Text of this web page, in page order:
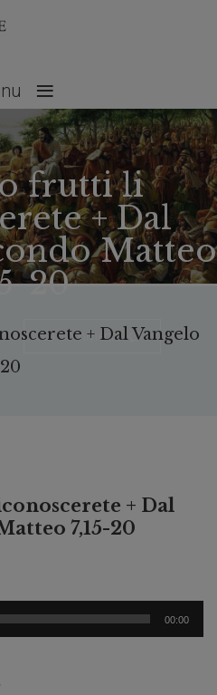
≡
frutti li
+ Dal
Matteo
20
No Comments
+ Dal Vangelo
+ Dal
7,15-20
00:00